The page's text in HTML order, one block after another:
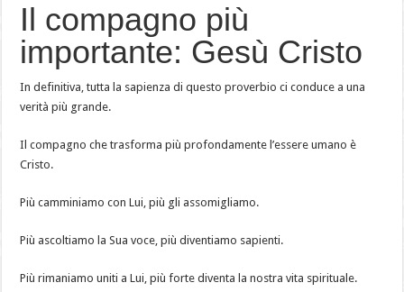
Il compagno più
importante: Gesù Cristo
In definitiva, tutta la sapienza di questo proverbio ci conduce a una
verità più grande.
Il compagno che trasforma più profondamente l’essere umano è
Cristo.
Più camminiamo con Lui, più gli assomigliamo.
Più ascoltiamo la Sua voce, più diventiamo sapienti.
Più rimaniamo uniti a Lui, più forte diventa la nostra vita spirituale.